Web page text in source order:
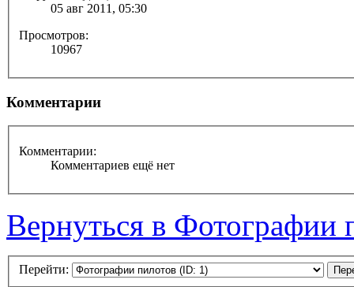
05 авг 2011, 05:30
Просмотров:
10967
Комментарии
Комментарии:
Комментариев ещё нет
Вернуться в Фотографии
Перейти: